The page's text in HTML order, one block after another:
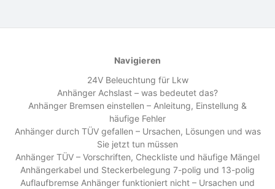
Navigieren
24V Beleuchtung für Lkw
Anhänger Achslast – was bedeutet das?
Anhänger Bremsen einstellen – Anleitung, Einstellung &
häufige Fehler
Anhänger durch TÜV gefallen – Ursachen, Lösungen und was
Sie jetzt tun müssen
Anhänger TÜV – Vorschriften, Checkliste und häufige Mängel
Anhängerkabel und Steckerbelegung 7-polig und 13-polig
Auflaufbremse Anhänger funktioniert nicht – Ursachen und